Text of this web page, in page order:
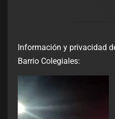
Información y privacidad
Barrio Colegiales: